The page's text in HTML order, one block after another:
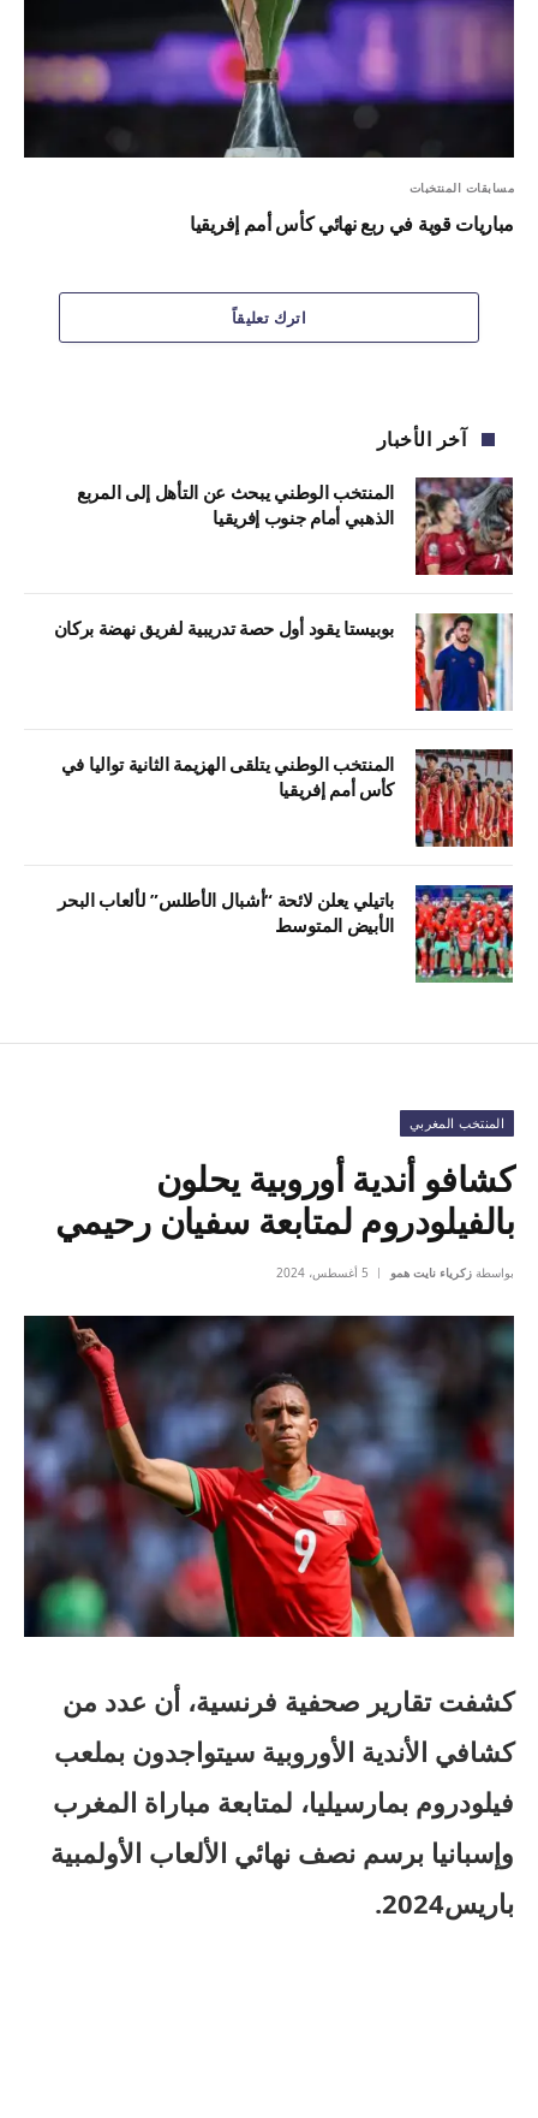
مسابقات المنتخبات
مباريات قوية في ربع نهائي كأس أمم إفريقيا
اترك تعليقاً
آخر الأخبار
المنتخب الوطني يبحث عن التأهل إلى المربع
الذهبي أمام جنوب إفريقيا
بوبيستا يقود أول حصة تدريبية لفريق نهضة بركان
المنتخب الوطني يتلقى الهزيمة الثانية تواليا في
كأس أمم إفريقيا
باتيلي يعلن لائحة “أشبال الأطلس” لألعاب البحر
الأبيض المتوسط
المنتخب المغربي
كشافو أندية أوروبية يحلون
بالفيلودروم لمتابعة سفيان رحيمي
بواسطة زكرياء نايت همو 5 أغسطس، 2024
كشفت تقارير صحفية فرنسية، أن عدد من
كشافي الأندية الأوروبية سيتواجدون بملعب
فيلودروم بمارسيليا، لمتابعة مباراة المغرب
وإسبانيا برسم نصف نهائي الألعاب الأولمبية
باريس2024.